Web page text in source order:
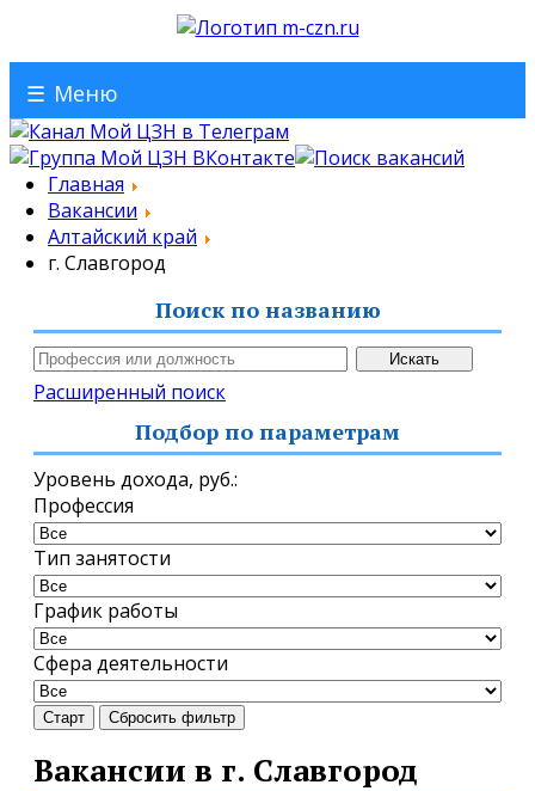
☰ Меню
Главная
Вакансии
Алтайский край
г. Славгород
Поиск по названию
Расширенный поиск
Подбор по параметрам
Уровень дохода, руб.:
Профессия
Тип занятости
График работы
Сфера деятельности
Старт Сбросить фильтр
Вакансии в г. Славгород